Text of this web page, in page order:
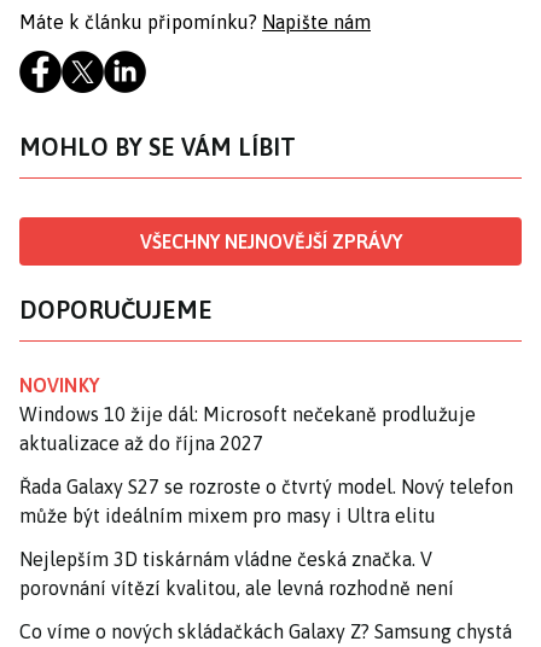
Máte k článku připomínku? Napište nám
MOHLO BY SE VÁM LÍBIT
VŠECHNY NEJNOVĚJŠÍ ZPRÁVY
DOPORUČUJEME
NOVINKY
Windows 10 žije dál: Microsoft nečekaně prodlužuje
aktualizace až do října 2027
Řada Galaxy S27 se rozroste o čtvrtý model. Nový telefon
může být ideálním mixem pro masy i Ultra elitu
Nejlepším 3D tiskárnám vládne česká značka. V
porovnání vítězí kvalitou, ale levná rozhodně není
Co víme o nových skládačkách Galaxy Z? Samsung chystá